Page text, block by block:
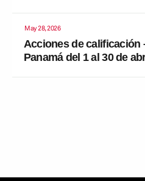
May 28, 2026
Acciones de calificación
Panamá del 1 al 30 de